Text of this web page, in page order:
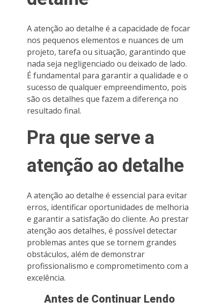
A atenção ao detalhe é a capacidade de focar
nos pequenos elementos e nuances de um
projeto, tarefa ou situação, garantindo que
nada seja negligenciado ou deixado de lado.
É fundamental para garantir a qualidade e o
sucesso de qualquer empreendimento, pois
são os detalhes que fazem a diferença no
resultado final.
Pra que serve a
atenção ao detalhe
A atenção ao detalhe é essencial para evitar
erros, identificar oportunidades de melhoria
e garantir a satisfação do cliente. Ao prestar
atenção aos detalhes, é possível detectar
problemas antes que se tornem grandes
obstáculos, além de demonstrar
profissionalismo e comprometimento com a
excelência.
Antes de Continuar Lendo